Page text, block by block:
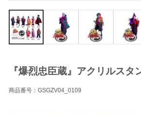
『爆烈忠臣蔵』アクリルスタ
商品番号：GSGZV04_0109